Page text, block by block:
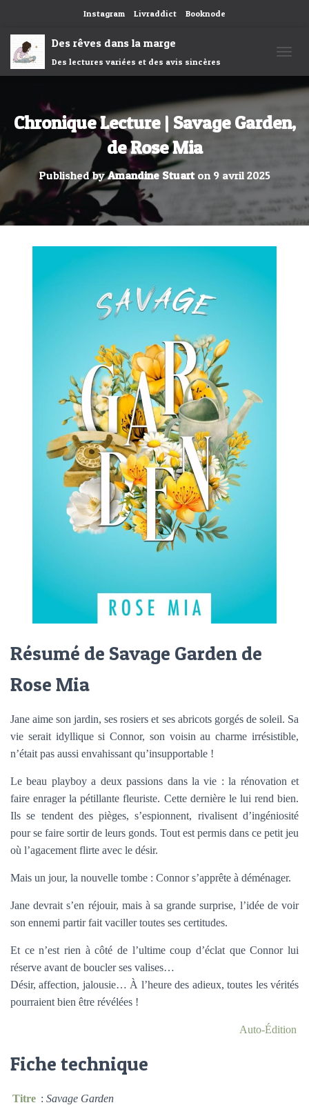
Instagram Livraddict Booknode
Des rêves dans la marge
Des lectures variées et des avis sincères
Chronique Lecture | Savage Garden,
de Rose Mia
Published byAmandine Stuarton 9 avril 2025
Résumé de Savage Garden de
Rose Mia
Jane aime son jardin, ses rosiers et ses abricots gorgés de soleil. Sa
vie serait idyllique si Connor, son voisin au charme irrésistible,
n’était pas aussi envahissant qu’insupportable !
Le beau playboy a deux passions dans la vie : la rénovation et
faire enrager la pétillante fleuriste. Cette dernière le lui rend bien.
Ils se tendent des pièges, s’espionnent, rivalisent d’ingéniosité
pour se faire sortir de leurs gonds. Tout est permis dans ce petit jeu
où l’agacement flirte avec le désir.
Mais un jour, la nouvelle tombe : Connor s’apprête à déménager.
Jane devrait s’en réjouir, mais à sa grande surprise, l’idée de voir
son ennemi partir fait vaciller toutes ses certitudes.
Et ce n’est rien à côté de l’ultime coup d’éclat que Connor lui
réserve avant de boucler ses valises…
Désir, affection, jalousie… À l’heure des adieux, toutes les vérités
pourraient bien être révélées !
Auto-Édition
Fiche technique
Titre :Savage Garden